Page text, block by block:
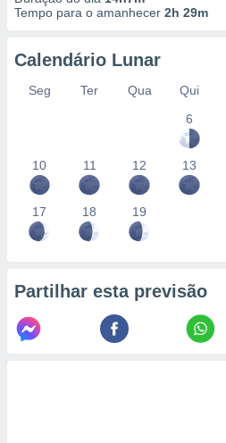
Tempo para o amanhecer 2h 29m
Calendário Lunar
Seg Ter Qua Qui
6
10 11 12 13
17 18 19
Partilhar esta previsão